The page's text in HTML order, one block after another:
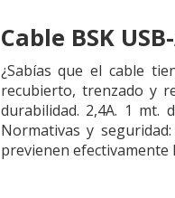
Cable BSK
¿Sabías que el cable
recubierto, trenzado y
durabilidad. 2,4A. 1 mt.
Normativas y
previenen